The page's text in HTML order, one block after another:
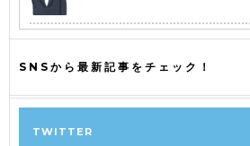
SNSから最新記事をチェック！
TWITTER